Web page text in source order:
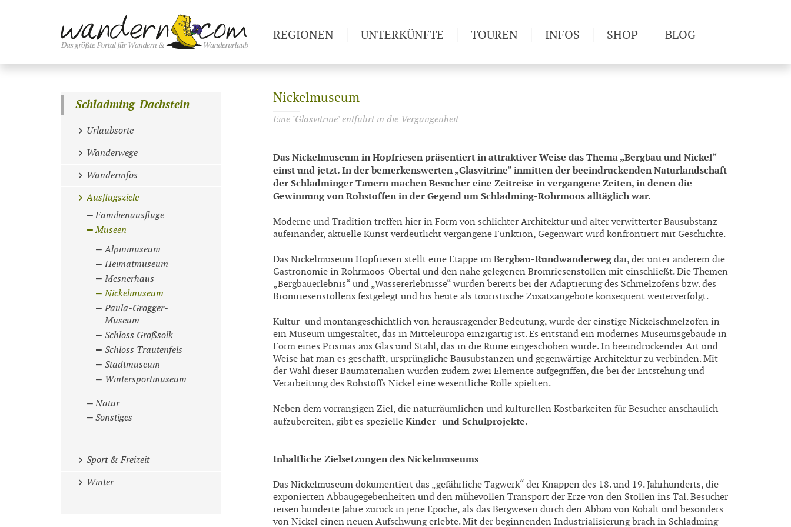
Nickelmuseum
Eine "Glasvitrine" entführt in die Vergangenheit
Das Nickelmuseum in Hopfriesen präsentiert in attraktiver Weise das Thema „Bergbau und Nickel“
einst und jetzt. In der bemerkenswerten „Glasvitrine“ inmitten der beeindruckenden Naturlandschaft
der Schladminger Tauern machen Besucher eine Zeitreise in vergangene Zeiten, in denen die
Gewinnung von Rohstoffen in der Gegend um Schladming-Rohrmoos alltäglich war.
Moderne und Tradition treffen hier in Form von schlichter Architektur und alter verwitterter Bausubstanz
aufeinander, aktuelle Kunst verdeutlicht vergangene Funktion, Gegenwart wird konfrontiert mit Geschichte.
Das Nickelmuseum Hopfriesen stellt eine Etappe im Bergbau-Rundwanderwegdar, der unter anderem die
Gastronomie in Rohrmoos-Obertal und den nahe gelegenen Bromriesenstollen mit einschließt. Die Themen
„Bergbauerlebnis“ und „Wassererlebnisse“ wurden bereits bei der Adaptierung des Schmelzofens bzw. des
Bromriesenstollens festgelegt und bis heute als touristische Zusatzangebote konsequent weiterverfolgt.
Kultur- und montangeschichtlich von herausragender Bedeutung, wurde der einstige Nickelschmelzofen in
ein Museum umgestaltet, das in Mitteleuropa einzigartig ist. Es entstand ein modernes Museumsgebäude in
Form eines Prismas aus Glas und Stahl, das in die Ruine eingeschoben wurde. In beeindruckender Art und
Weise hat man es geschafft, ursprüngliche Bausubstanzen und gegenwärtige Architektur zu verbinden. Mit
der Wahl dieser Baumaterialien wurden zudem zwei Elemente aufgegriffen, die bei der Entstehung und
Verarbeitung des Rohstoffs Nickel eine wesentliche Rolle spielten.
Neben dem vorrangigen Ziel, die naturräumlichen und kulturellen Kostbarkeiten für Besucher anschaulich
aufzubereiten, gibt es spezielle Kinder- und Schulprojekte.
Inhaltliche Zielsetzungen des Nickelmuseums
Das Nickelmuseum dokumentiert das „gefährliche Tagwerk“ der Knappen des 18. und 19. Jahrhunderts, die
exponierten Abbaugegebenheiten und den mühevollen Transport der Erze von den Stollen ins Tal. Besucher
reisen hunderte Jahre zurück in jene Epoche, als das Bergwesen durch den Abbau von Kobalt und besonders
von Nickel einen neuen Aufschwung erlebte. Mit der beginnenden Industrialisierung brach in Schladming
Schladming-Dachstein
Urlaubsorte
Wanderwege
Wanderinfos
Ausflugsziele
Familienausflüge
Museen
Alpinmuseum
Heimatmuseum
Mesnerhaus
Nickelmuseum
Paula-Grogger-
Museum
Schloss Großsölk
Schloss Trautenfels
Stadtmuseum
Wintersportmuseum
Natur
Sonstiges
Sport & Freizeit
Winter
REGIONEN UNTERKÜNFTE TOUREN INFOS
Newsletter
SHOP BLOG